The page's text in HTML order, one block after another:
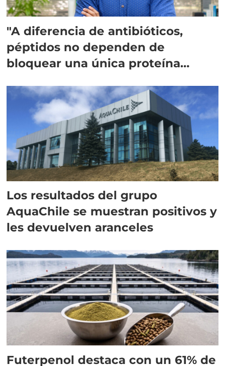
"A diferencia de antibióticos,
péptidos no dependen de
bloquear una única proteína
Los resultados del grupo
AquaChile se muestran positivos y
les devuelven aranceles
Futerpenol destaca con un 61% de